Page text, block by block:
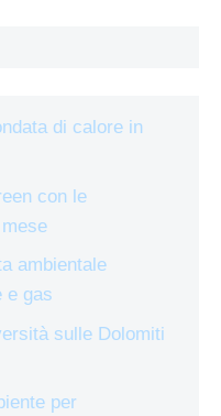
di calore in
con le
ambientale
e gas
sulle Dolomiti
per